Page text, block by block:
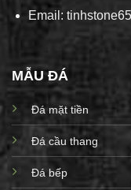
Email:
MẪU ĐÁ
Đá mặt tiền
Đá cầu thang
Đá bếp